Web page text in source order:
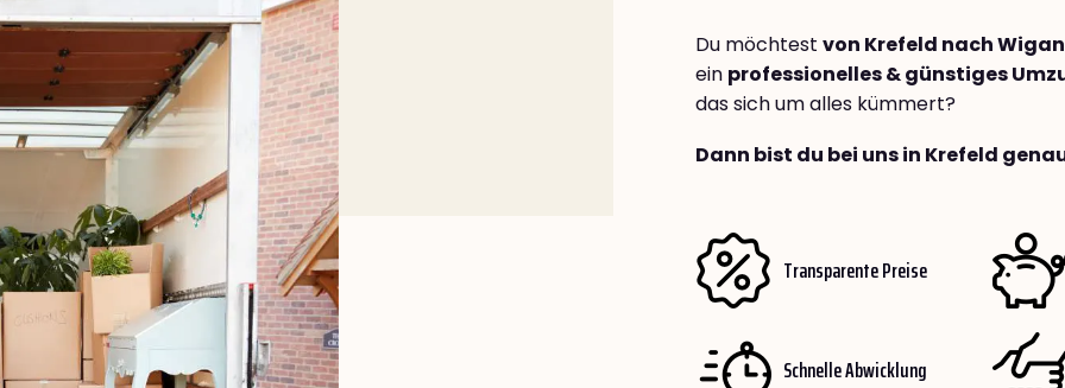
Du möchtest von Krefeld nach Wigan
ein professionelles & günstiges
das sich um alles kümmert?
Dann bist du bei uns in Krefeld
Transparente Preise
Schnelle Abwicklung